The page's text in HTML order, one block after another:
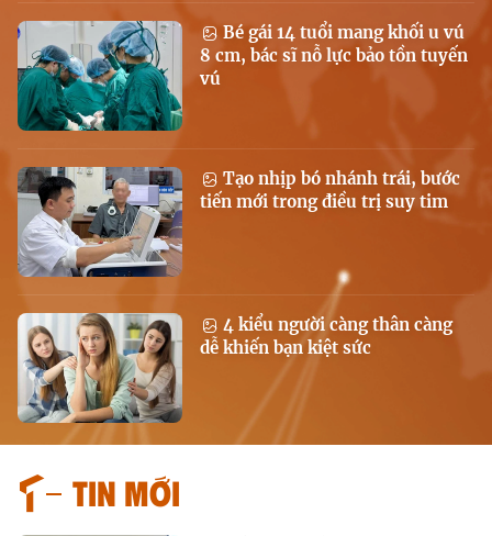
Bé gái 14 tuổi mang khối u vú
8 cm, bác sĩ nỗ lực bảo tồn tuyến
vú
Tạo nhịp bó nhánh trái, bước
tiến mới trong điều trị suy tim
4 kiểu người càng thân càng
dễ khiến bạn kiệt sức
Tin mới